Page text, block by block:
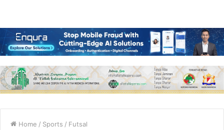
Home / Sports / Futsal